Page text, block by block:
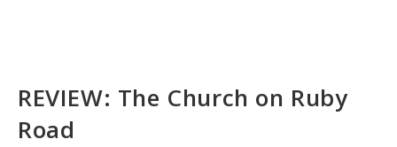
REVIEW: The Church on Ruby
Road